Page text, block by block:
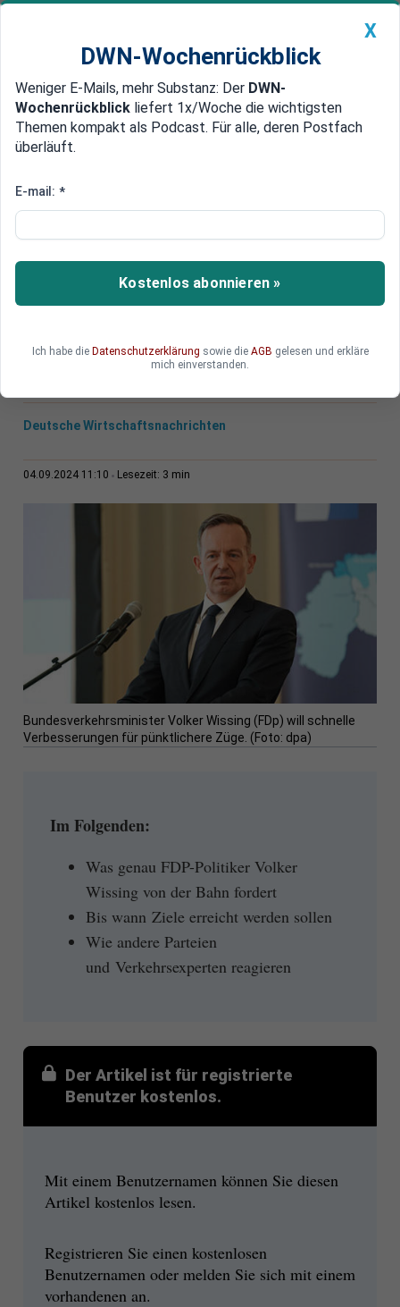
Newsticker MEIN DWN: Geldanlage Premium
Edelmetalle DWN-Magazin China
Verkehrsminister Wissing macht
Marodes Schienennetz, unpünktliche Züge,
finanzielle Schieflage: Die Lage der Deutschen
Bahn ist nicht gut. Was der Bund als Eigentümer
plötzlich Aktionismus zeigt.
Deutsche Wirtschaftsnachrichten
04.09.2024 11:10 Lesezeit: 3 min
Bundesverkehrsminister Volker Wissing (FDp) will schnelle
Verbesserungen für pünktlichere Züge. (Foto: dpa)
Im Folgenden:
Was genau FDP-Politiker Volker
Wissing von der Bahn fordert
Bis wann Ziele erreicht werden sollen
Wie andere Parteien
und Verkehrsexperten reagieren
Der Artikel ist für registrierte
Benutzer kostenlos.
Mit einem Benutzernamen können Sie diesen
Artikel kostenlos lesen.
Registrieren Sie einen kostenlosen
Benutzernamen oder melden Sie sich mit einem
vorhandenen an.
X
DWN-Wochenrückblick
Weniger E-Mails, mehr Substanz: Der DWN-
Wochenrückblick liefert 1x/Woche die wichtigsten
Themen kompakt als Podcast. Für alle, deren Postfach
überläuft.
E-mail: *
Kostenlos abonnieren »
Ich habe die Datenschutzerklärung sowie die AGB gelesen und erkläre
mich einverstanden.